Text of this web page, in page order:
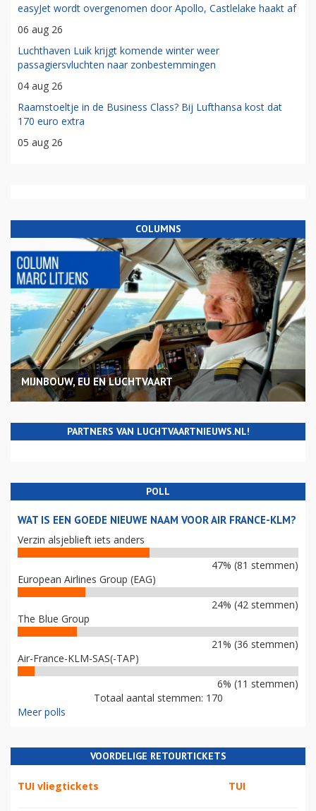
easyJet wordt overgenomen door Apollo, Castlelake haakt af
06 aug 26
Luchthaven Luik krijgt komende winter weer
passagiersvluchten naar zonbestemmingen
04 aug 26
Raamstoeltje in de Business Class? Bij Lufthansa kost dat
170 euro extra
05 aug 26
COLUMNS
MIJNBOUW, EU EN LUCHTVAART
PARTNERS VAN LUCHTVAARTNIEUWS.NL!
POLL
WAT IS EEN GOEDE NIEUWE NAAM VOOR AIR FRANCE-KLM?
Verzin alsjeblieft iets anders
47% (81 stemmen)
European Airlines Group (EAG)
24% (42 stemmen)
The Blue Group
21% (36 stemmen)
Air-France-KLM-SAS(-TAP)
6% (11 stemmen)
Totaal aantal stemmen: 170
Meer polls
VOORDELIGE RETOURTICKETS
TUI vliegtickets TUI